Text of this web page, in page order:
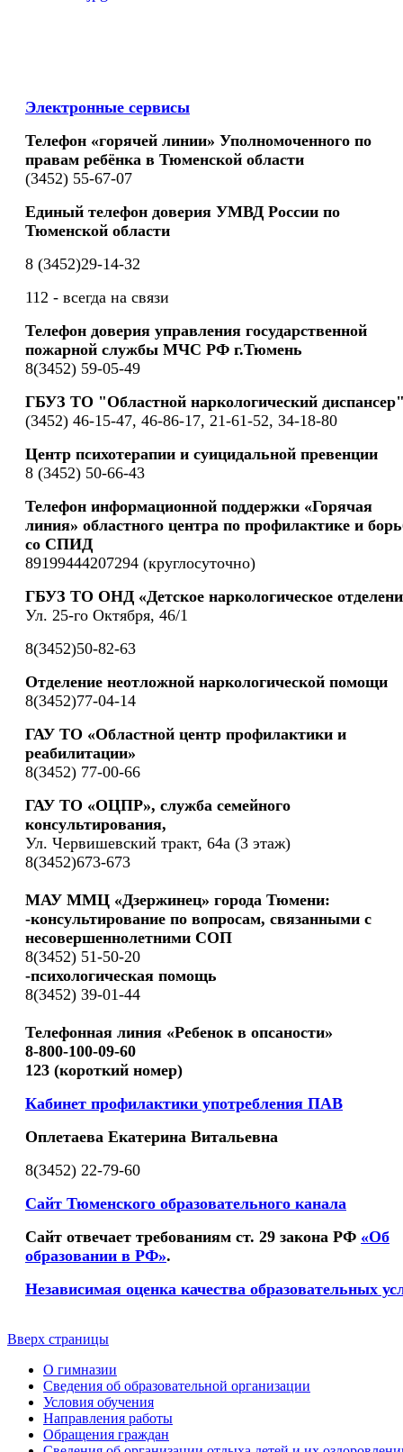
Электронные сервисы
Телефон «горячей линии» Уполномоченного по
правам ребёнка в Тюменской области
(3452) 55-67-07
Единый телефон доверия УМВД России по
Тюменской области
8 (3452)29-14-32
112 - всегда на связи
Телефон доверия управления государственной
пожарной службы МЧС РФ г.Тюмень
8(3452) 59-05-49
ГБУЗ ТО "Областной наркологический
(3452) 46-15-47, 46-86-17, 21-61-52, 34-18-80
Центр психотерапии и суицидальной превенции
8 (3452) 50-66-43
Телефон информационной поддержки «Горячая
линия» областного центра по профилактике и
со СПИД
89199444207294 (круглосуточно)
ГБУЗ ТО ОНД «Детское наркологическое
Ул. 25-го Октября, 46/1
8(3452)50-82-63
Отделение неотложной наркологической помощи
8(3452)77-04-14
ГАУ ТО «Областной центр профилактики и
реабилитации»
8(3452) 77-00-66
ГАУ ТО «ОЦПР», служба семейного
консультирования,
Ул. Червишевский тракт, 64а (3 этаж)
8(3452)673-673
МАУ ММЦ «Дзержинец» города Тюмени:
-консультирование по вопросам, связанными с
несовершеннолетними СОП
8(3452) 51-50-20
-психологическая помощь
8(3452) 39-01-44
Телефонная линия «Ребенок в опсаности»
8-800-100-09-60
123 (короткий номер)
Кабинет профилактики употребления ПАВ
Оплетаева Екатерина Витальевна
8(3452) 22-79-60
Сайт Тюменского образовательного канала
Сайт отвечает требованиям ст. 29 закона РФ «Об
образовании в РФ».
Независимая оценка качества образовательных
Вверх страницы
О гимназии
Сведения об образовательной организации
Условия обучения
Направления работы
Обращения граждан